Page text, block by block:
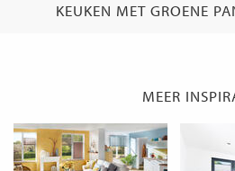
KEUKEN MET GROENE
MEER